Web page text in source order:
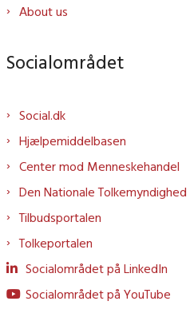
About us
Socialområdet
Social.dk
Hjælpemiddelbasen
Center mod Menneskehandel
Den Nationale Tolkemyndighed
Tilbudsportalen
Tolkeportalen
Socialområdet på LinkedIn
Socialområdet på YouTube